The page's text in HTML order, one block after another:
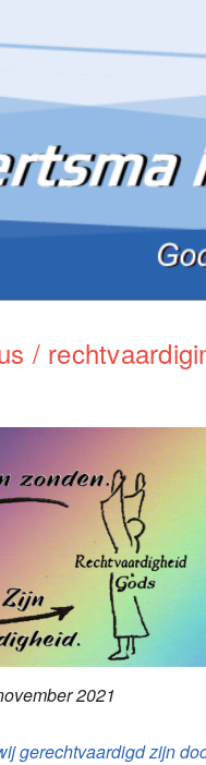
/
2021
gerechtvaardigd zijn